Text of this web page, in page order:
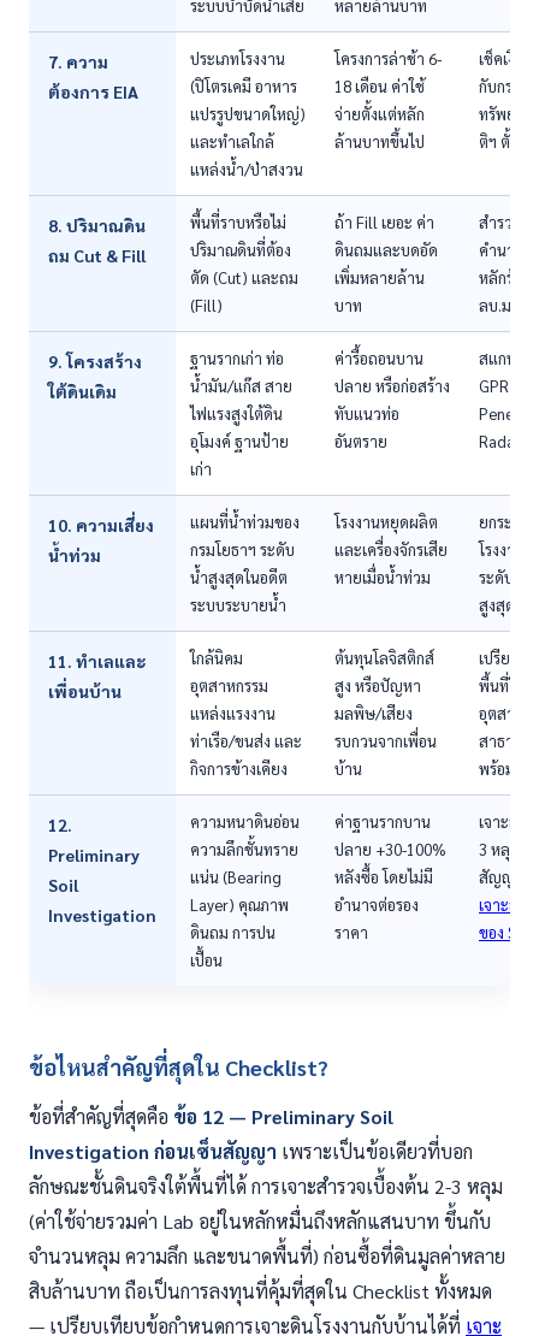
ระบบบำบัดน้ำเสีย หลายล้านบาท
7. ความ
ต้องการ EIA
ประเภทโรงงาน
(ปิโตรเคมี อาหาร
แปรรูปขนาดใหญ่)
และทำเลใกล้
แหล่งน้ำ/ป่าสงวน
โครงการล่าช้า 6-
18 เดือน ค่าใช้
จ่ายตั้งแต่หลัก
ล้านบาทขึ้นไป
เช็คเงื่อน
กับกระท
ทรัพยาก
ติฯ ตั้งแ
8. ปริมาณดิน
ถม Cut & Fill
พื้นที่ราบหรือไม่
ปริมาณดินที่ต้อง
ตัด (Cut) และถม
(Fill)
ถ้า Fill เยอะ ค่า
ดินถมและบดอัด
เพิ่มหลายล้าน
บาท
สำรวจร
คำนวณ
หลักร้อย
ลบ.ม. +
9. โครงสร้าง
ใต้ดินเดิม
ฐานรากเก่า ท่อ
น้ำมัน/แก๊ส สาย
ไฟแรงสูงใต้ดิน
อุโมงค์ ฐานป้าย
เก่า
ค่ารื้อถอนบาน
ปลาย หรือก่อสร้าง
ทับแนวท่อ
อันตราย
สแกนใต้
GPR
Radar)
10. ความเสี่ยง
น้ำท่วม
แผนที่น้ำท่วมของ
กรมโยธาฯ ระดับ
น้ำสูงสุดในอดีต
ระบบระบายน้ำ
โรงงานหยุดผลิต
และเครื่องจักรเสีย
หายเมื่อน้ำท่วม
ยกระดับ
โรงงานใ
ระดับน้ำ
สูงสุด
11. ทำเลและ
เพื่อนบ้าน
ใกล้นิคม
อุตสาหกรรม
แหล่งแรงงาน
ท่าเรือ/ขนส่ง และ
กิจการข้างเคียง
ต้นทุนโลจิสติกส์
สูง หรือปัญหา
มลพิษ/เสียง
รบกวนจากเพื่อน
บ้าน
เปรียบเ
พื้นที่ใกล้
อุตสาหก
สาธารณู
พร้อม
12.
Preliminary
Soil
Investigation
ความหนาดินอ่อน
ความลึกชั้นทราย
แน่น (Bearing
Layer) คุณภาพ
ดินถม การปน
เปื้อน
ค่าฐานรากบาน
ปลาย +30-100%
หลังซื้อ โดยไม่มี
อำนาจต่อรอง
ราคา
เจาะสำ
3 หลุมก่
สัญญา
เจาะสำ
ของ SPN
ข้อไหนสำคัญที่สุดใน Checklist?
ข้อที่สำคัญที่สุดคือ ข้อ 12 — Preliminary Soil
Investigation ก่อนเซ็นสัญญา เพราะเป็นข้อเดียวที่บอก
ลักษณะชั้นดินจริงใต้พื้นที่ได้ การเจาะสำรวจเบื้องต้น 2-3 หลุม
(ค่าใช้จ่ายรวมค่า Lab อยู่ในหลักหมื่นถึงหลักแสนบาท ขึ้นกับ
จำนวนหลุม ความลึก และขนาดพื้นที่) ก่อนซื้อที่ดินมูลค่าหลาย
สิบล้านบาท ถือเป็นการลงทุนที่คุ้มที่สุดใน Checklist ทั้งหมด
— เปรียบเทียบข้อกำหนดการเจาะดินโรงงานกับบ้านได้ที่ เจาะ